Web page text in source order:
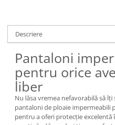
Descriere
Pantaloni
pentru orice
liber
Nu lăsa vremea nefavorabilă să
pantaloni de ploaie impermeabili
pentru a oferi protecție